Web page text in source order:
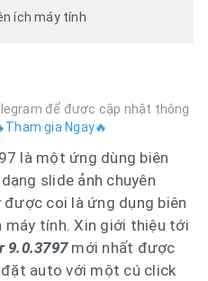
ích máy tính
để được cập nhật thông
gia Ngay🔥
là một ứng dùng biên
slide ảnh chuyên
coi là ứng dụng biên
tính. Xin giới thiệu tới
9.0.3797mới nhất được
đặt auto với một cú click